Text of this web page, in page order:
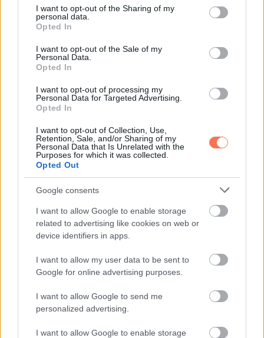
not limited to your visit or usage behaviour. You may click to
grant or deny consent to Google and its third-party tags to
use your data for below specified purposes in below Google
consent section.
I want to opt-out of the Sharing of my
personal data.
Opted In
I want to opt-out of the Sale of my
Personal Data.
Opted In
I want to opt-out of processing my
Personal Data for Targeted Advertising.
Opted In
I want to opt-out of Collection, Use,
Retention, Sale, and/or Sharing of my
Personal Data that Is Unrelated with the
Purposes for which it was collected.
Opted Out
Google consents
I want to allow Google to enable storage
related to advertising like cookies on web or
device identifiers in apps.
I want to allow my user data to be sent to
Google for online advertising purposes.
I want to allow Google to send me
personalized advertising.
I want to allow Google to enable storage
Azután az este után minden megváltozott.
Minden sötét veranda előtt lelassítottam. Minden egyedül
élő idős ember láttán kérdezni akartam, pedig tudtam, hogy
És közben, minden műszakban, ott csengett a fejemben a
Ez a maga hibája.
cselekedtem. Mégsem éreztem így.
Egy héttel később utolért a döntésem következménye.
Hátul dobozokat hajtogattam, amikor a főnököm kinézett a
konyhaablakon.
„Kyle, kiszállítás van. Téged kértek.”
Elvettem a cetlit, és megdermedtem.